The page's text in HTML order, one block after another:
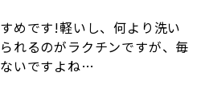
めです!軽いし、何より洗い
れるのがラクチンですが、毎
いですよね…